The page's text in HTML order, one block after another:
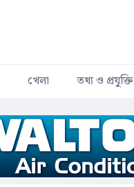
খেলা তথ্য ও প্রযুক্তি